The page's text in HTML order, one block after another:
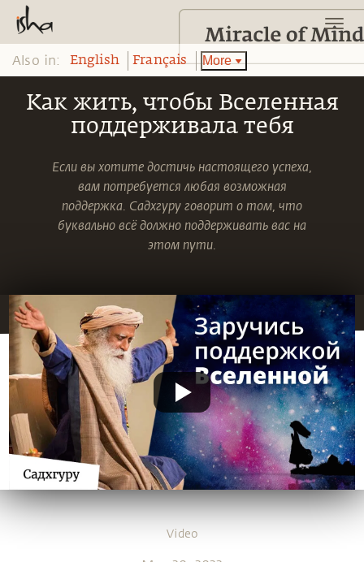
Как жить, чтобы Вселенная
поддерживала тебя
Если вы хотите достичь настоящего успеха,
вам потребуется любая возможная
поддержка. Садхгуру говорит о том, что
буквально всё должно поддерживать вас на
этом пути.
Video
Also in: English Français More